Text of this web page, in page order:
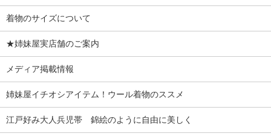
着物のサイズについて
★姉妹屋実店舗のご案内
メディア掲載情報
姉妹屋イチオシアイテム！ウール着物のススメ
江戸好み大人兵児帯 錦絵のように自由に美しく